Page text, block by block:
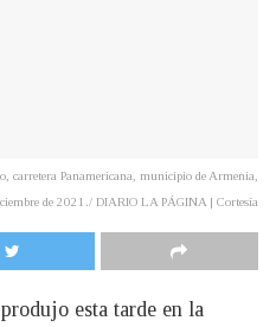
carretera Panamericana, municipio de Armenia,
de 2021./ DIARIO LA PÁGINA | Cortesía
esta tarde en la